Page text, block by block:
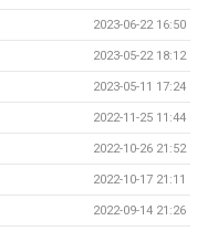
2023-06-22 16:50
2023-05-22 18:12
2023-05-11 17:24
2022-11-25 11:44
2022-10-26 21:52
2022-10-17 21:11
2022-09-14 21:26